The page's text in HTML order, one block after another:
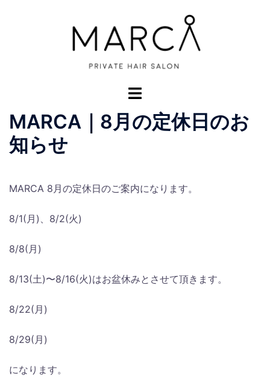
ト
ル
ー
MARCA｜8月の定休日のお
知らせ
MARCA 8月の定休日のご案内になります。
8/1(月)、8/2(火)
8/8(月)
8/13(土)〜8/16(火)はお盆休みとさせて頂きます。
8/22(月)
8/29(月)
になります。